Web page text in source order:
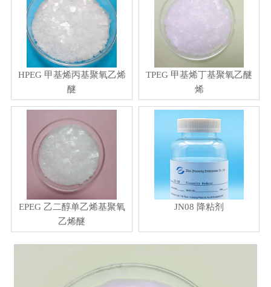
HPEG 甲基烯丙基聚氧乙烯
醚
TPEG 甲基烯丁基聚氧乙醚
烯
EPEG 乙二醇单乙烯基聚氧
乙烯醚
JN08 降粘剂